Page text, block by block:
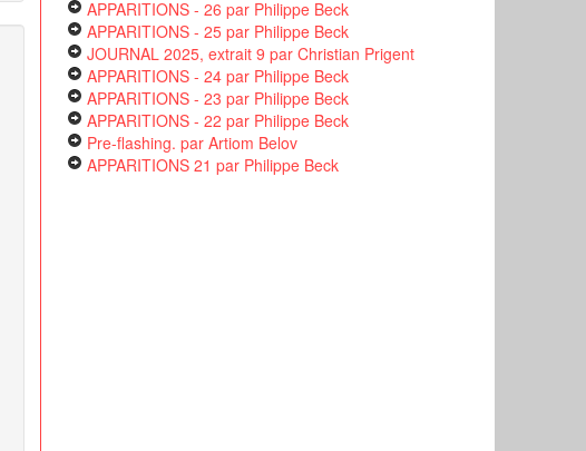
APPARITIONS - 26 par Philippe Beck
APPARITIONS - 25par Philippe Beck
JOURNAL 2025, extrait 9 par Christian Prigent
APPARITIONS - 24par Philippe Beck
APPARITIONS - 23 par Philippe Beck
APPARITIONS - 22 par Philippe Beck
Pre-flashing. par Artiom Belov
APPARITIONS 21 par Philippe Beck